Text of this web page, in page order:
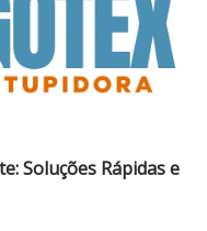
Soluções Rápidas e